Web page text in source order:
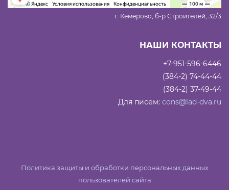
г. Кемерово, б-р Строителей, 32/3
НАШИ КОНТАКТЫ
+7-951-596-6446
(384-2) 74-44-44
(384-2) 37-49-44
Для писем: cons@lad-dva.ru
Политика защиты и обработки персональных данных
пользователей сайта